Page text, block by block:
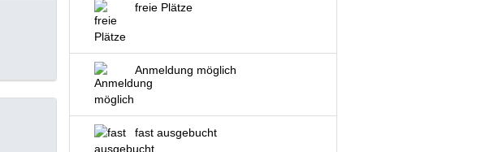
freie Plätze
Anmeldung möglich
fast ausgebucht